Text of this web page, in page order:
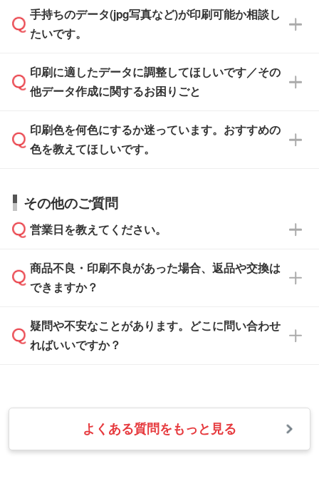
せいただければ、弊社にて無料でデザインデー
タを1点作成いたします。
積・ご注文フォームにアップロードしてご入稿
ください。
ご入稿後は経験豊富なスタッフがデータに不備
がないかチェックし、お客様と確認してから印
刷に進みますので、ご安心ください。
一部商品は入稿用テンプレートのご用意があり
ます。各商品ページの『印刷方法・テンプレー
入稿用のテンプレートはPDF形式ですが、
IllustratorやPhotoshopで開いてご利用いただけ
方」をご確認ください。
手持ちのデータ(jpg写真など)が印刷可能か相談し
たいです。
印刷に適したデータ・解像度かどうか、担当ス
タッフが事前に確認いたします。
ムへ添付いただくか、担当スタッフ宛にメール
でお送りください。
い合わせください。
なお、印刷用データの作り方に関する詳細は、
印刷に適したデータに調整してほしいです／その
他データ作成に関するお困りごと
データ作成でお困りの際には、担当スタッフが
サポートいたしますのでお気軽にご相談くださ
から添付してお送りください。
・解像度の低いデータをトレース/調整してほ
しい
解像度の低い画像や、手書きのイラスト、写真
などを、印刷に適したベクターデータに変換し
・フルカラーデータを1色に変換してほしい
・1色印刷でグラデーションや濃淡を表現した
い
印刷色を何色にするか迷っています。おすすめの
色を教えてほしいです。
お見積・ご注文・
相談いただきますと、担当スタッフがお客様の
ご希望や商品の本体色を確認し、印刷色をご提
本体色がブラック、ネイビーなど濃色の場合は
白色か淡い色の印刷色をおすすめしておりま
す。
本体色がナチュラルなど淡色の場合、印刷をく
っきりと目立たせたいときは濃い印刷色が、柔
らかい雰囲気にしたいときは淡い印刷色が映え
また、お選びいただいた印刷色が本体色に合わ
ない場合や仕上がりに影響しそうな場合は、ス
タッフから別の色をご案内することもございま
その他のご質問
営業日を教えてください。
営業日は平日の10:00～18:00で、土日祝日はお
休みとなります。注文・見積・お問い合わせ
速やかに対応いたします。
商品不良・印刷不良があった場合、返品や交換は
できますか？
お手数をお掛けいたしますが、至急担当スタッ
フまでご連絡ください。商品の状況を確認し、
・お届け時に商品が損傷・故障している場合
・ご注文と異なる商品が届いた場合
・印刷不良があった場合
疑問や不安なことがあります。どこに問い合わせ
ればいいですか？
業日以内に担当スタッフよりメールにてご連絡
いたします。
お急ぎの場合はお電話でのご質問も受け付けて
よくある質問をもっと見る